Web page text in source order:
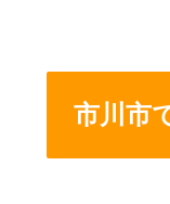
市川市